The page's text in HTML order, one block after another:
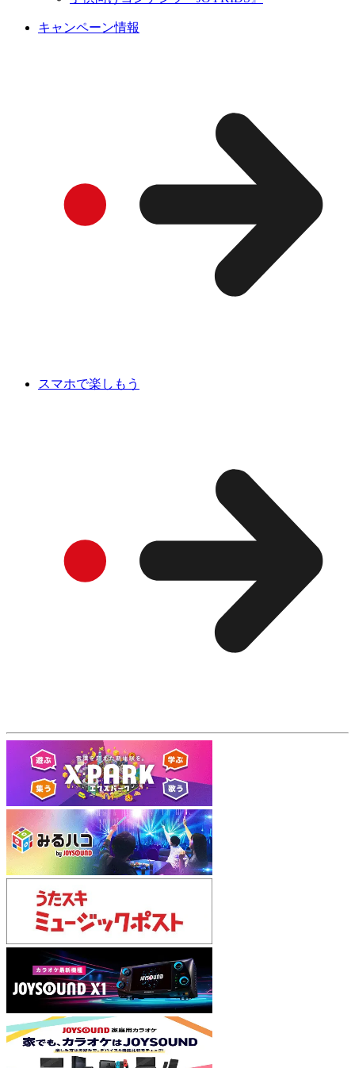
キャンペーン情報
スマホで楽しもう